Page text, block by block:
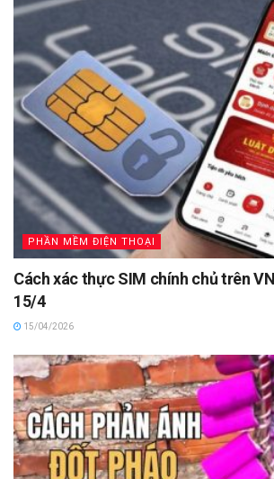
PHẦN MỀM ĐIỆN THOẠI
Cách xác thực SIM chính chủ trên
15/4
15/04/2026